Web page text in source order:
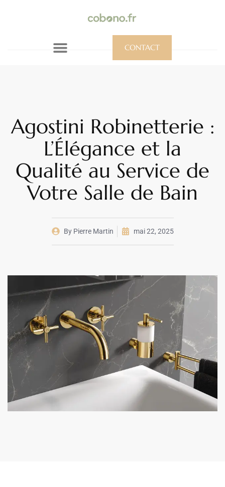
CONTACT
Agostini Robinetterie :
L’Élégance et la
Qualité au Service de
Votre Salle de Bain
ByPierre Martin mai 22, 2025